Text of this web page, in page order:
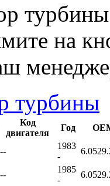
на
турбины
Код
двигателя
Год
--
1983
-
--
1985
-